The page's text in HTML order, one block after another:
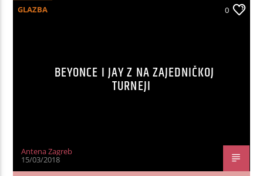
GLAZBA 0
BEYONCE I JAY Z NA ZAJEDNIČKOJ
TURNEJI
Antena Zagreb
15/03/2018